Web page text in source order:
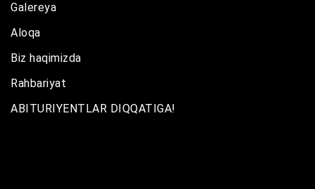
Galereya
Aloqa
Biz haqimizda
Rahbariyat
ABITURIYENTLAR DIQQATIGA!